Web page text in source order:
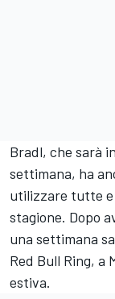
Bradl, che sarà
settimana, ha
utilizzare tutte
stagione. Dopo
una settimana
Red Bull Ring, a
estiva.